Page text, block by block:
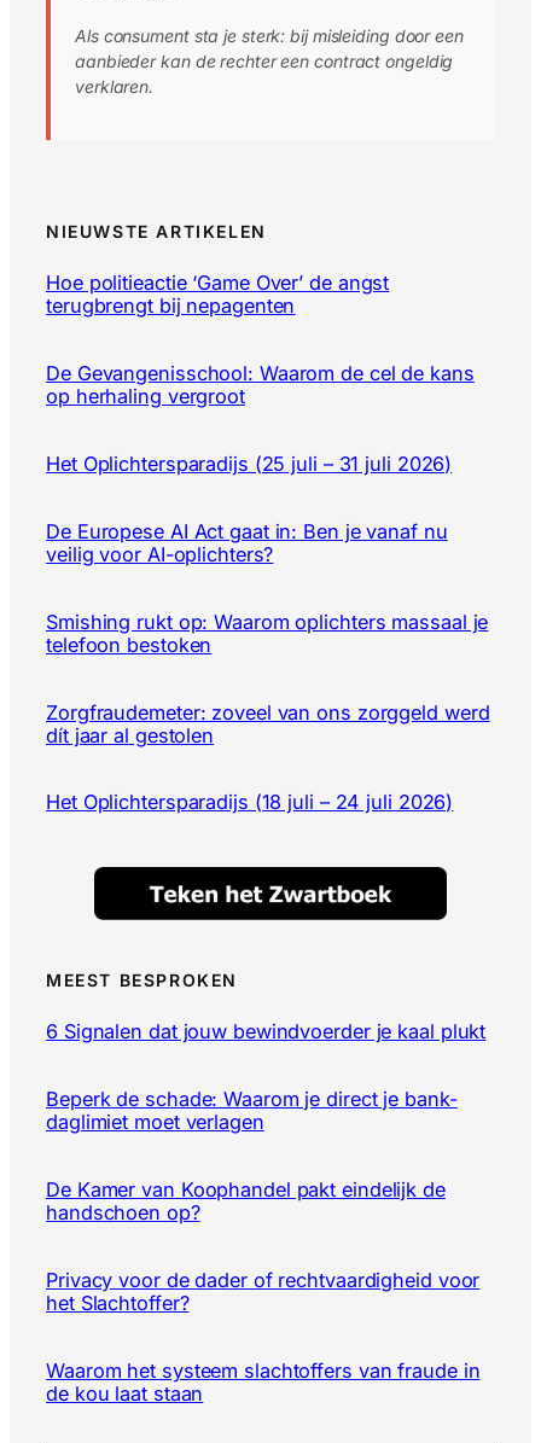
Als consument sta je sterk: bij misleiding door een
aanbieder kan de rechter een contract ongeldig
verklaren.
NIEUWSTE ARTIKELEN
Hoe politieactie ‘Game Over’ de angst
terugbrengt bij nepagenten
De Gevangenisschool: Waarom de cel de kans
op herhaling vergroot
Het Oplichtersparadijs (25 juli – 31 juli 2026)
De Europese AI Act gaat in: Ben je vanaf nu
veilig voor AI-oplichters?
Smishing rukt op: Waarom oplichters massaal je
telefoon bestoken
Zorgfraudemeter: zoveel van ons zorggeld werd
dít jaar al gestolen
Het Oplichtersparadijs (18 juli – 24 juli 2026)
MEEST BESPROKEN
6 Signalen dat jouw bewindvoerder je kaal plukt
Beperk de schade: Waarom je direct je bank-
daglimiet moet verlagen
De Kamer van Koophandel pakt eindelijk de
handschoen op?
Privacy voor de dader of rechtvaardigheid voor
het Slachtoffer?
Waarom het systeem slachtoffers van fraude in
de kou laat staan